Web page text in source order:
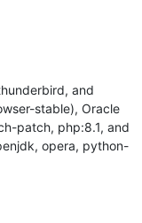
and
stable), Oracle
patch, php:8.1, and
opera, python-